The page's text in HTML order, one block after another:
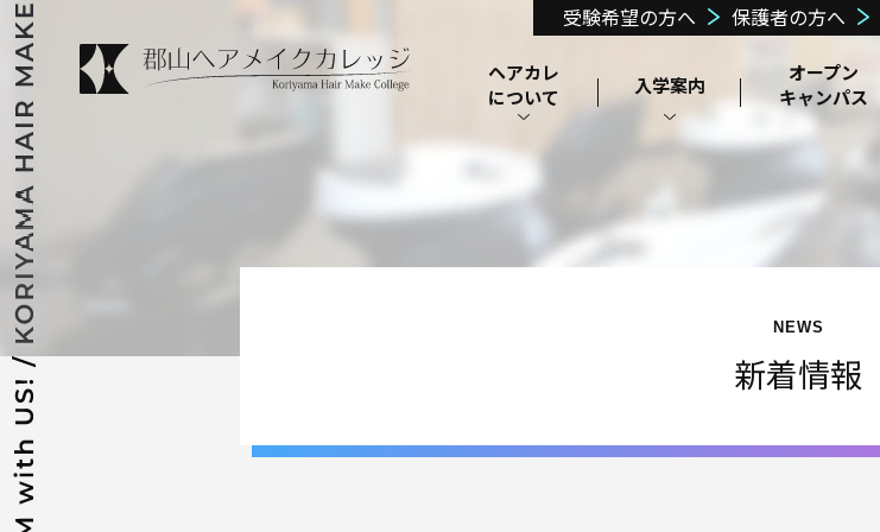
ヘアカレ
について
学校説明・施
設・設備紹介
理事長メッセー
ジ
入学案内
オープン
キャンパス
昼間課程カリ
選択コース
通信課程カリ
キュラム
スクーリングに
高等教育修学支
援新制度認定
教育訓練給付⾦
制度
受験希望の方へ 保護者の方へ
NEWS
新着情報